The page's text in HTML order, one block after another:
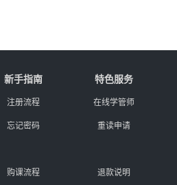
新手指南
注册流程
忘记密码
购课流程
特色服务
在线学管师
重读申请
退款说明